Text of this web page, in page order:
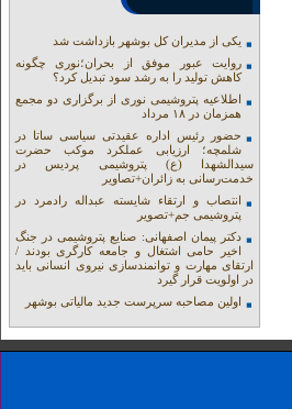
یکی از مدیران کل بوشهر بازداشت شد
روایت عبور موفق از بحران؛نوری چگونه
کاهش تولید را به رشد سود تبدیل کرد؟
اطلاعیه پتروشیمی نوری از برگزاری دو مجمع
همزمان در ۱۸ مرداد
حضور رئیس اداره عقیدتی سیاسی ساتا در
شلمچه؛ ارزیابی عملکرد موکب حضرت
سیدالشهدا (ع) پتروشیمی پردیس در
خدمت‌رسانی به زائران+تصاویر
انتصاب و ارتقاء شایسته عبداله رادمرد در
پتروشیمی جم+تصویر
دکتر پیمان اصفهانی: صنایع پتروشیمی در جنگ
اخیر حامی اشتغال و جامعه کارگری بودند /
ارتقای مهارت و توانمندسازی نیروی انسانی باید
در اولویت قرار گیرد
اولین مصاحبه سرپرست جدید مالیاتی بوشهر